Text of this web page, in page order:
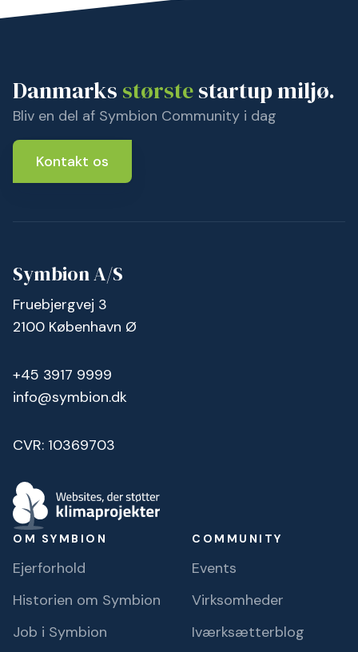
Danmarks størstestartup miljø.
Bliv en del af Symbion Community i dag
Kontakt os
Symbion A/S
Fruebjergvej 3
2100 København Ø
+45 3917 9999
info@symbion.dk
CVR: 10369703
OM SYMBION
Ejerforhold
Historien om Symbion
Job i Symbion
COMMUNITY
Events
Virksomheder
Iværksætterblog